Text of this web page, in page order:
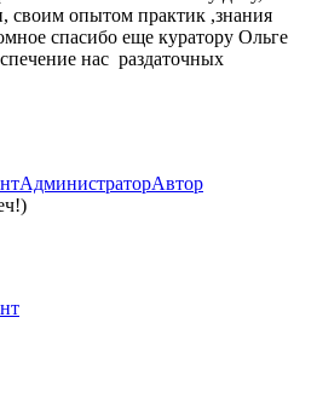
своим опытом практик ,знания
спасибо еще куратору Ольге
нас раздаточных
АдминистраторАвтор